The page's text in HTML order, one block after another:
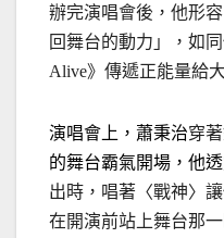
辦完演唱會後，他形
回舞台的動力」，如
Alive》傳遞正能量給
演唱會上，蕭秉治穿
的舞台霸氣開場，他
出時，唱著〈戰神〉
在開演前站上舞台那